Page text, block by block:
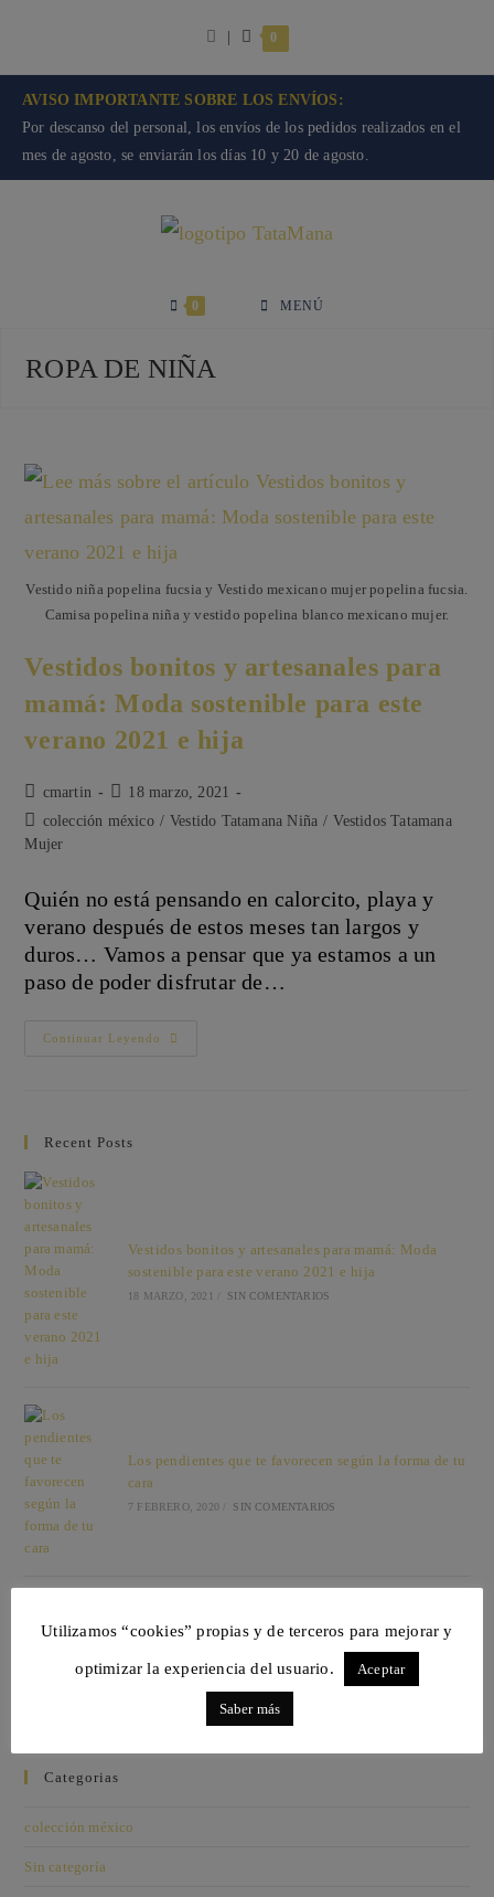
| 0
AVISO IMPORTANTE SOBRE LOS ENVÍOS:
Por descanso del personal, los envíos de los pedidos realizados en el
mes de agosto, se enviarán los días 10 y 20 de agosto.
0 MENÚ
ROPA DE NIÑA
Vestido niña popelina fucsia y Vestido mexicano mujer popelina fucsia.
Camisa popelina niña y vestido popelina blanco mexicano mujer.
Vestidos bonitos y artesanales para
mamá: Moda sostenible para este
verano 2021 e hija
Autor
de
la
cmartin
Publicación
de
18 marzo, 2021
Categoría
de
entrada:
colección méxico / Vestido Tatamana Niña / Vestidos Tatamana
Mujer
Quién no está pensando en calorcito, playa y
verano después de estos meses tan largos y
duros… Vamos a pensar que ya estamos a un
paso de poder disfrutar de…
Continuar Leyendo
Vestidos
Recent Posts
Vestidos bonitos y artesanales para mamá: Moda
sostenible para este verano 2021 e hija
18 MARZO, 2021 SIN COMENTARIOS
Los pendientes que te favorecen según la forma de tu
cara
7 FEBRERO, 2020 SIN COMENTARIOS
Complementos para combinar con el Classic Blue,
color Pantone 2020
Categorias
colección méxico
Sin categoría
Utilizamos “cookies” propias y de terceros para mejorar y
optimizar la experiencia del usuario. Aceptar
Saber más